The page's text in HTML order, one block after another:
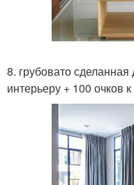
8. грубовато
интерьеру + 100 очков